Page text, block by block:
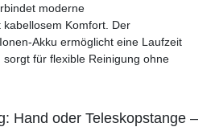
moderne
Komfort. Der
Akku ermöglicht eine Laufzeit
für flexible Reinigung ohne
Hand oder Teleskopstange –